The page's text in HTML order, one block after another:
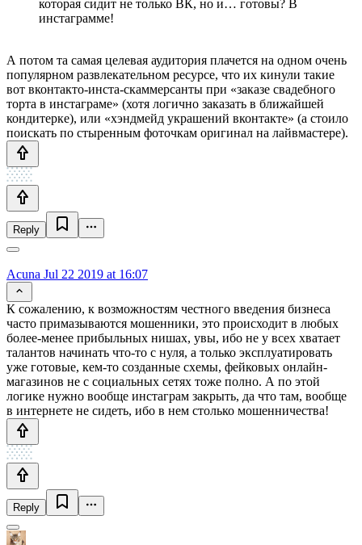
которая сидит не только ВК, но и… готовы? В
инстаграмме!
А потом та самая целевая аудитория плачется на одном очень
популярном развлекательном ресурсе, что их кинули такие
вот вконтакто-инста-скаммерсанты при «заказе свадебного
торта в инстаграме» (хотя логично заказать в ближайшей
кондитерке), или «хэндмейд украшений вконтакте» (а стоило
поискать по стыренным фоточкам оригинал на лайвмастере).
Reply
Acuna Jul 22 2019 at 16:07
К сожалению, к возможностям честного введения бизнеса
часто примазываются мошенники, это происходит в любых
более-менее прибыльных нишах, увы, ибо не у всех хватает
талантов начинать что-то с нуля, а только эксплуатировать
уже готовые, кем-то созданные схемы, фейковых онлайн-
магазинов не с социальных сетях тоже полно. А по этой
логике нужно вообще инстаграм закрыть, да что там, вообще
в интернете не сидеть, ибо в нем столько мошенничества!
Reply